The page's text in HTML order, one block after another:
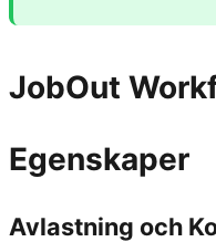
JobOut
Egenskaper
Avlastning och